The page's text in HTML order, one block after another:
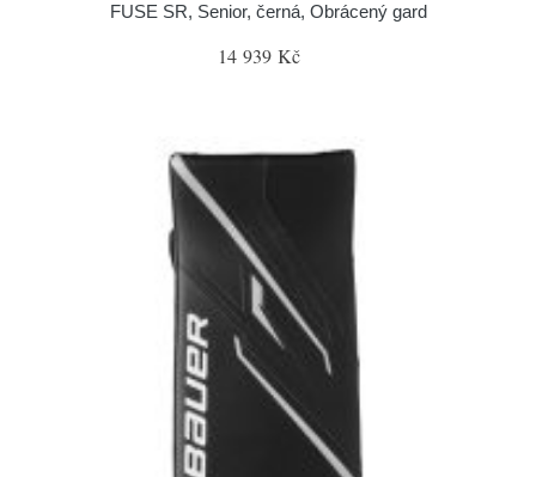
FUSE SR, Senior, černá, Obrácený gard
14 939 Kč